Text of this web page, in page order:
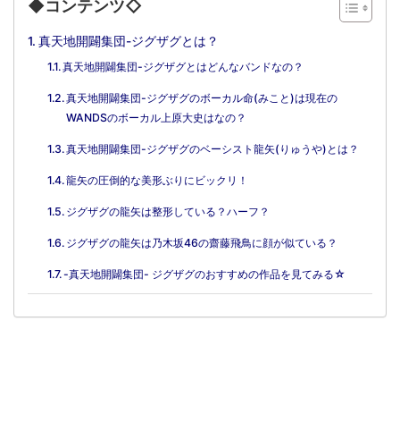
◆コンテンツ◇
真天地開闢集団-ジグザグとは？
真天地開闢集団-ジグザグとはどんなバンドなの？
真天地開闢集団-ジグザグのボーカル命(みこと)は現在の
WANDSのボーカル上原大史はなの？
真天地開闢集団-ジグザグのベーシスト龍矢(りゅうや)とは？
龍矢の圧倒的な美形ぶりにビックリ！
ジグザグの龍矢は整形している？ハーフ？
ジグザグの龍矢は乃木坂46の齋藤飛鳥に顔が似ている？
-真天地開闢集団- ジグザグのおすすめの作品を見てみる☆